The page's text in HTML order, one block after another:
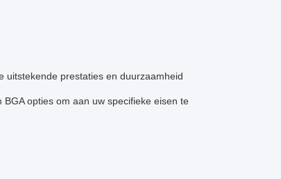
uitstekende prestaties en duurzaamheid
opties om aan uw specifieke eisen te